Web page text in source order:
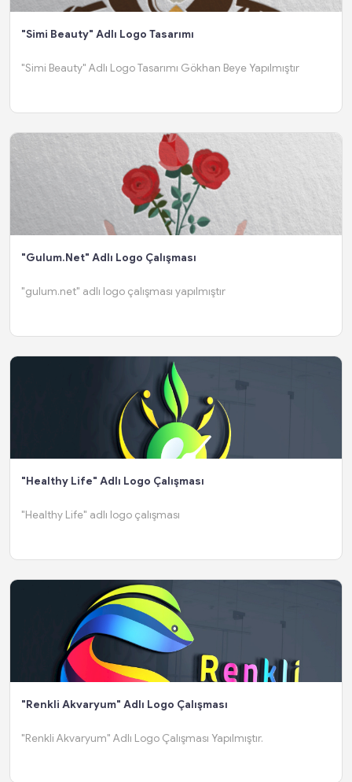
"Simi Beauty" Adlı Logo Tasarımı
"Simi Beauty" Adlı Logo Tasarımı Gökhan Beye Yapılmıştır
"gulum.net" Adlı Logo Çalışması
"gulum.net" adlı logo çalışması yapılmıştır
"Healthy Life" Adlı Logo Çalışması
"Healthy Life" adlı logo çalışması
"Renkli Akvaryum" Adlı Logo Çalışması
"Renkli Akvaryum" Adlı Logo Çalışması Yapılmıştır.